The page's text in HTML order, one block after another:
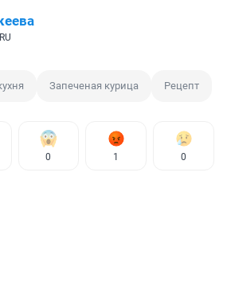
Запеченая курица Рецепт
0 1 0